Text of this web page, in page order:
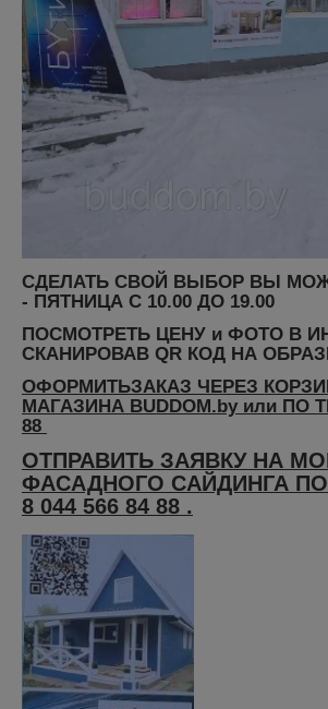
СДЕЛАТЬ СВОЙ ВЫБОР ВЫ
- ПЯТНИЦА С 10.00 ДО 19.00
ПОСМОТРЕТЬ ЦЕНУ и ФОТО В
СКАНИРОВАВ QR КОД НА
ОФОРМИТЬЗАКАЗ ЧЕРЕЗ
МАГАЗИНА BUDDOM.by или ПО
88
ОТПРАВИТЬ ЗАЯВКУ НА
ФАСАДНОГО САЙДИНГА
8 044 566 84 88 .